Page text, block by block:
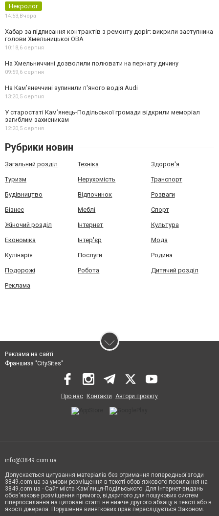
Некролог
14:53,Вчора
Хабар за підписання контрактів з ремонту доріг: викрили заступника
голови Хмельницької ОВА
10:18,6 серпня
На Хмельниччині дозволили полювати на пернату дичину
09:59,6 серпня
На Камʼянеччині зупинили п'яного водія Audi
13:20,5 серпня
У старостаті Кам’янець-Подільської громади відкрили меморіал
загиблим захисникам
12:20,5 серпня
Рубрики новин
Загальний розділ Техніка Здоров'я
Туризм Нерухомість Транспорт
Будівництво Відпочинок Розваги
Бізнес Меблі Спорт
Жіночий розділ Інтернет Культура
Економіка Інтер'єр Мода
Кулінарія Послуги Родина
Подорожі Робота Дитячий розділ
Реклама
Реклама на сайті
Франшиза "CitySites"
Про нас Контакти Автори проєкту
info@3849.com.ua
Допускається цитування матеріалів без отримання попередньої згоди
3849.com.ua за умови розміщення в тексті обов'язкового посилання на
3849.com.ua - Сайт міста Кам'янця-Подільського. Для інтернет-видань
обов'язкове розміщення прямого, відкритого для пошукових систем
гіперпосилання на цитовані статті не нижче другого абзацу в тексті або в
якості джерела. Порушення виняткових прав переслідується Законом.